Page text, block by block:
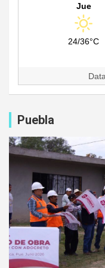
Jue
24/36°C
Puebla